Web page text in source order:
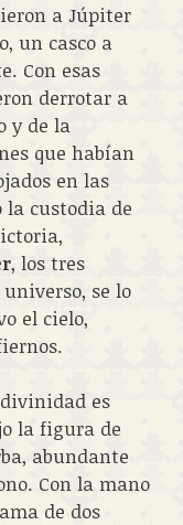
a Júpiter
un casco a
Con esas
derrotar a
y de la
que habían
en las
la custodia de
, los tres
se lo
el cielo,
es
la figura de
abundante
Con la mano
de dos